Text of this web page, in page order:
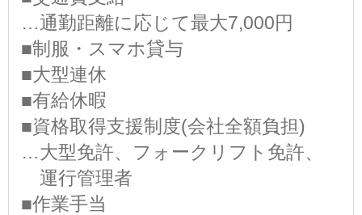
…通勤距離に応じて最大7,000円
■制服・スマホ貸与
■大型連休
■有給休暇
■資格取得支援制度(会社全額負担)
…大型免許、フォークリフト免許、
運行管理者
■作業手当